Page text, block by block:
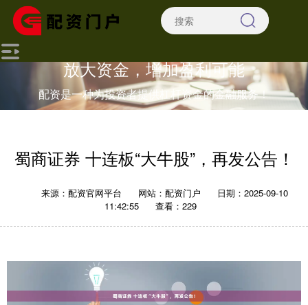
放大资金，增加盈利可能
配资是一种为投资者提供杠杆资金的金融服务！
蜀商证券 十连板“大牛股”，再发公告！
来源：配资官网平台 网站：配资门户
日期：2025-09-10
11:42:55
查看：229